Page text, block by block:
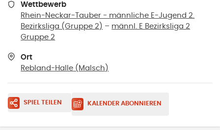
Wettbewerb
Rhein-Neckar-Tauber - männliche E-Jugend 2.
Bezirksliga (Gruppe 2) – männl. E Bezirksliga 2
Gruppe 2
Ort
Rebland-Halle ( Malsch )
SPIEL TEILEN KALENDER ABONNIEREN